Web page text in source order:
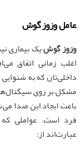
عامل وزوز گوش
وزوز گوشیک بیماری
اغلب زمانی اتفاق
داخلی‌تان که به
مشکل بر روی
باعث ایجاد این صدا
فرد است. عواملی
عبارت‌اند از: